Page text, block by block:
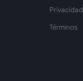
Privacidad
Términos